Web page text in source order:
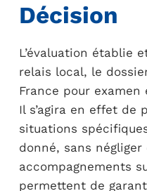
Décision
L’évaluation établie
relais local, le
France pour
Il s’agira en effet de
situations
donné, sans négliger
accompagnements
permettent de